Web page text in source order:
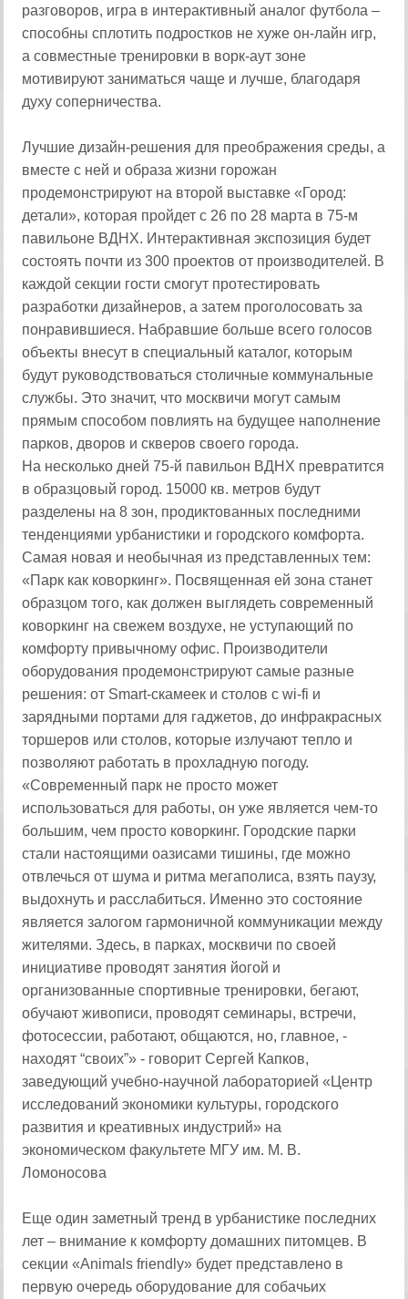
разговоров, игра в интерактивный аналог футбола –
способны сплотить подростков не хуже он-лайн игр,
а совместные тренировки в ворк-аут зоне
мотивируют заниматься чаще и лучше, благодаря
духу соперничества.
Лучшие дизайн-решения для преображения среды, а
вместе с ней и образа жизни горожан
продемонстрируют на второй выставке «Город:
детали», которая пройдет с 26 по 28 марта в 75-м
павильоне ВДНХ. Интерактивная экспозиция будет
состоять почти из 300 проектов от производителей. В
каждой секции гости смогут протестировать
разработки дизайнеров, а затем проголосовать за
понравившиеся. Набравшие больше всего голосов
объекты внесут в специальный каталог, которым
будут руководствоваться столичные коммунальные
службы. Это значит, что москвичи могут самым
прямым способом повлиять на будущее наполнение
парков, дворов и скверов своего города.
На несколько дней 75-й павильон ВДНХ превратится
в образцовый город. 15000 кв. метров будут
разделены на 8 зон, продиктованных последними
тенденциями урбанистики и городского комфорта.
Самая новая и необычная из представленных тем:
«Парк как коворкинг». Посвященная ей зона станет
образцом того, как должен выглядеть современный
коворкинг на свежем воздухе, не уступающий по
комфорту привычному офис. Производители
оборудования продемонстрируют самые разные
решения: от Smart-скамеек и столов с wi-fi и
зарядными портами для гаджетов, до инфракрасных
торшеров или столов, которые излучают тепло и
позволяют работать в прохладную погоду.
«Современный парк не просто может
использоваться для работы, он уже является чем-то
большим, чем просто коворкинг. Городские парки
стали настоящими оазисами тишины, где можно
отвлечься от шума и ритма мегаполиса, взять паузу,
выдохнуть и расслабиться. Именно это состояние
является залогом гармоничной коммуникации между
жителями. Здесь, в парках, москвичи по своей
инициативе проводят занятия йогой и
организованные спортивные тренировки, бегают,
обучают живописи, проводят семинары, встречи,
фотосессии, работают, общаются, но, главное, -
находят “своих”» - говорит Сергей Капков,
заведующий учебно-научной лабораторией «Центр
исследований экономики культуры, городского
развития и креативных индустрий» на
экономическом факультете МГУ им. М. В.
Ломоносова
Еще один заметный тренд в урбанистике последних
лет – внимание к комфорту домашних питомцев. В
секции «Animals friendly» будет представлено в
первую очередь оборудование для собачьих